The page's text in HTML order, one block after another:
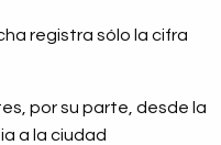
registra sólo la cifra
por su parte, desde la
a la ciudad